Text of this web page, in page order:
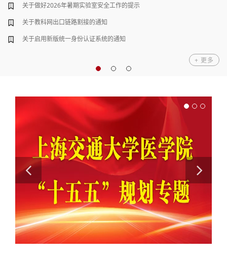
关于做好2026年暑期实验室安全工作的提示
关于教科网出口链路割接的通知
关于启用新版统一身份认证系统的通知
+ 更多
10
4
时间：2026-4-10（周五）下午14:00-15:00
地点：黄浦校区（西院）5号楼1103多功能厅
2026年医疗护理员职业能力提升培训班招生简章
人工智能赋能医学教育高质量发展培训班举办
表达性艺术疗法高阶课程培训班（第七期）招生简章